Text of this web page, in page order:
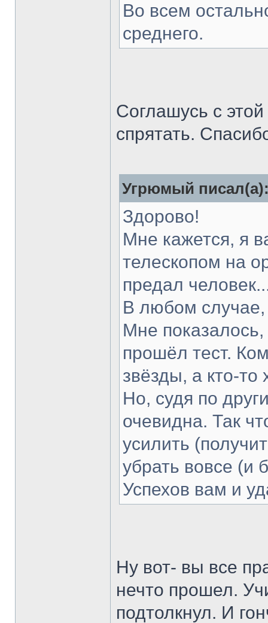
Во всем
среднего.
Соглашусь с
спрятать.
Угрюмый
Здорово!
Мне кажется, я
телескопом на
предал
В любом случае,
Мне
прошёл тест.
звёзды, а кто-то
Но, судя по
очевидна. Так
усилить
убрать вовсе (и
Успехов вам и
Ну вот- вы все
нечто прошел.
подтолкнул. И